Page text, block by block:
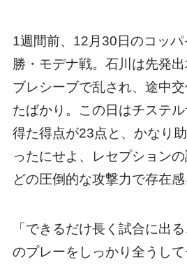
1週間前、12月30日のコッ
勝・モデナ戦。石川は先発
ブレシーブで乱され、途中
たばかり。この日はチステ
得た得点が23点と、かなり
ったにせよ、レセプション
どの圧倒的な攻撃力で存在感
「できるだけ長く試合に出
のプレーをしっかり全うし